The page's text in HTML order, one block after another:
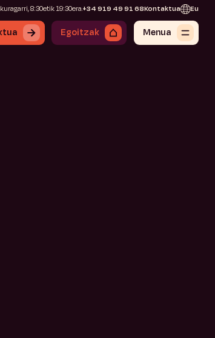
8:30etik 19:30era.+34 919 49 91 68Kontaktua Eu
Egoitzak Menua